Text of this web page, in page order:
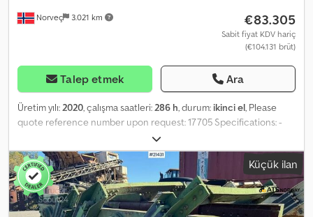
Norveç 3.021 km €83.305
Sabit fiyat KDV hariç
(€104.131 brüt)
Talep etmek Ara
Üretim yılı:2020, çalışma saatleri:286 h, durum: ikinci el, Please
quote reference number upon request: 17705 Specifications: -
Model year: 2020 Dksdpfx Aasyzxhveyjr - Operating hours: approx.
286 (subject to change) - Weight: 13,000 kg - Undercarriage (see
photos) - Deutz engine - Bane ring - 2x rotating beacons
Description: Ezystak TR8040 from 2020 with only 286 hours of
operation. There is a conveyor running all the way to the top.
Functions as intended and is ready for operation. Available for
Küçük ilan